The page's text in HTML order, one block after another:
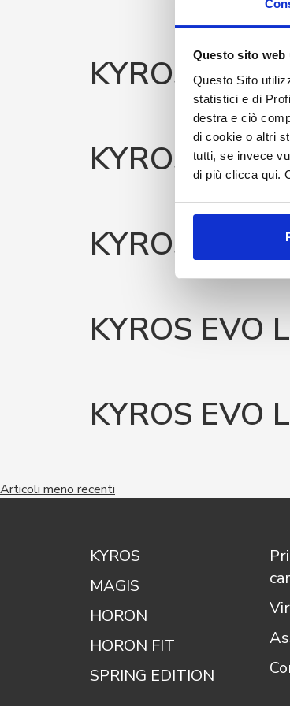
Questo sito
Questo Sito
statistici e di
destra e ciò
di cookie o altri
tutti, se invece
di più clicca qui.
KYROS
KYROS
KYROS EVO
KYROS EVO
KYROS EVO
Navigazione
Articoli meno recenti
KYROS
MAGIS
HORON
HORON FIT
SPRING EDITION